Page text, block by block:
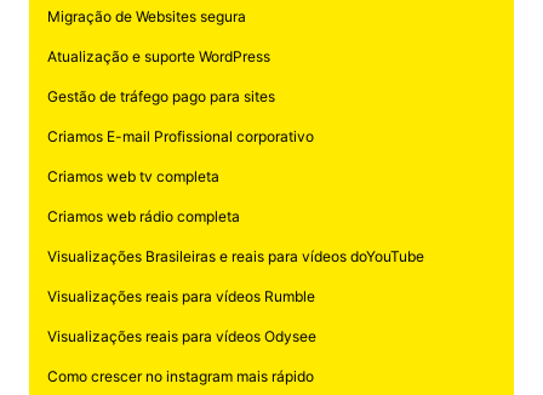
Migração de Websites segura
Atualização e suporte WordPress
Gestão de tráfego pago para sites
Criamos E-mail Profissional corporativo
Criamos web tv completa
Criamos web rádio completa
Visualizações Brasileiras e reais para vídeos doYouTube
Visualizações reais para vídeos Rumble
Visualizações reais para vídeos Odysee
Como crescer no instagram mais rápido